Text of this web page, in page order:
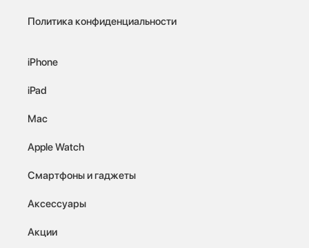
Политика конфиденциальности
iPhone
iPad
Mac
Apple Watch
Смартфоны и гаджеты
Аксессуары
Акции